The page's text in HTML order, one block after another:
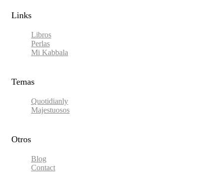
Links​
Libros
Perlas
Mi Kabbala
Temas
Quotidianly
Majestuosos
Otros
Blog
Contact